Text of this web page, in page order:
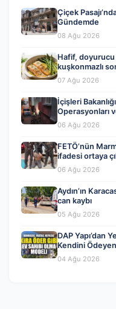
Çiçek
Gündemde
08 Ağu 2026
Hafif, doyurucu
kuşkonmazlı
07 Ağu 2026
İçişleri
Operasyonları
06 Ağu 2026
FETÖ’nün
ifadesi ortaya
06 Ağu 2026
Aydın’ın
can kaybı
05 Ağu 2026
DAP Yapı’dan
Kendini
04 Ağu 2026